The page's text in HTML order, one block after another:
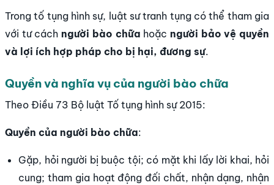
Trong tố tụng hình sự, luật sư tranh tụng có thể tham gia
với tư cách người bào chữa hoặc người bảo vệ quyền
và lợi ích hợp pháp cho bị hại, đương sự.
Quyền và nghĩa vụ của người bào chữa
Theo Điều 73 Bộ luật Tố tụng hình sự 2015:
Quyền của người bào chữa:
Gặp, hỏi người bị buộc tội; có mặt khi lấy lời khai, hỏi
cung; tham gia hoạt động đối chất, nhận dạng, nhận